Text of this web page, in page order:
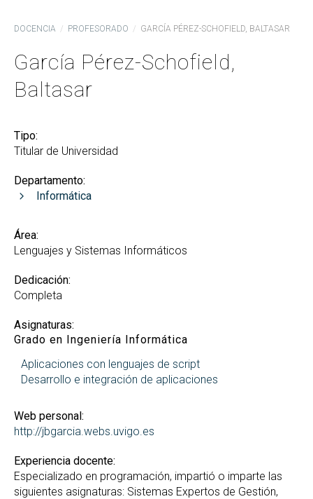
DOCENCIA PROFESORADO GARCÍA PÉREZ-SCHOFIELD, BALTASAR
García Pérez-Schofield,
Baltasar
Tipo:
Titular de Universidad
Departamento:
Informática
Área:
Lenguajes y Sistemas Informáticos
Dedicación:
Completa
Asignaturas:
Grado en Ingeniería Informática
Aplicaciones con lenguajes de script
Desarrollo e integración de aplicaciones
Web personal:
http://jbgarcia.webs.uvigo.es
Experiencia docente:
Especializado en programación, impartió o imparte las
siguientes asignaturas: Sistemas Expertos de Gestión,